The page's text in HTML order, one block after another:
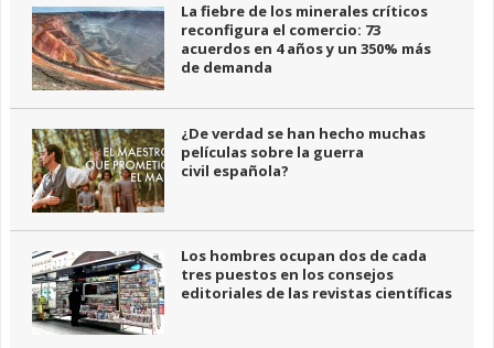
La fiebre de los minerales críticos
reconfigura el comercio: 73
acuerdos en 4 años y un 350% más
de demanda
¿De verdad se han hecho muchas
películas sobre la guerra
civil española?
Los hombres ocupan dos de cada
tres puestos en los consejos
editoriales de las revistas científicas